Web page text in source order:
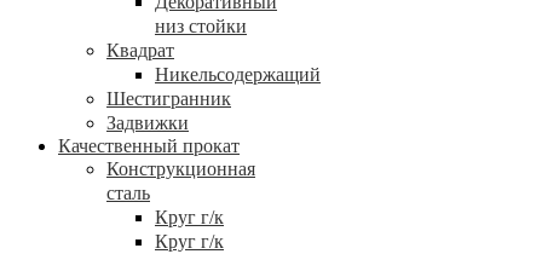
низ стойки
Квадрат
Никельсодержащий
Шестигранник
Задвижки
Качественный прокат
Конструкционная
сталь
Круг г/к
Круг г/к